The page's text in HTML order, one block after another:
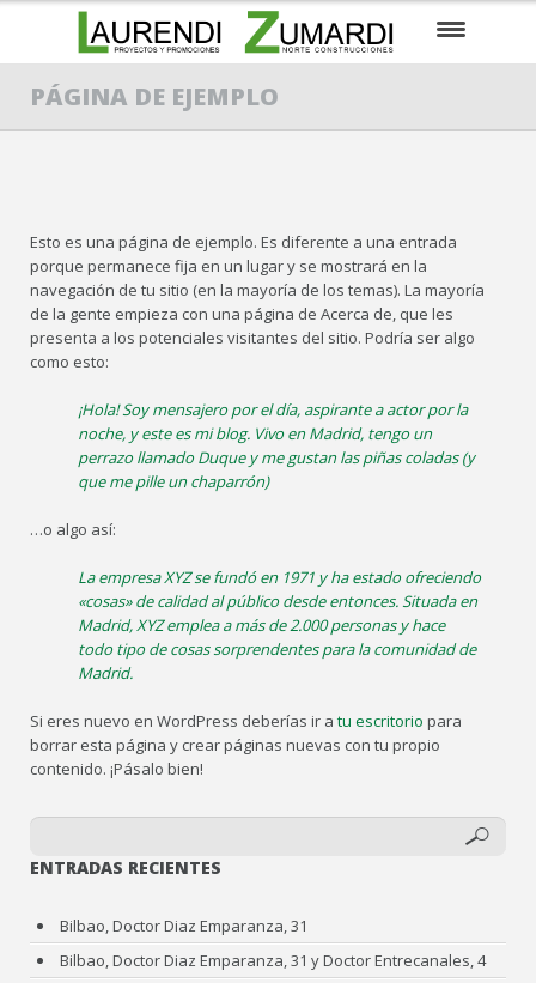
EMPRESA
PRÓXIMOS PROYECTOS
SUELOS / PARCELAS
CONTACTO
EUSKARA
PÁGINA DE EJEMPLO
Esto es una página de ejemplo. Es diferente a una entrada
porque permanece fija en un lugar y se mostrará en la
navegación de tu sitio (en la mayoría de los temas). La mayoría
de la gente empieza con una página de Acerca de, que les
presenta a los potenciales visitantes del sitio. Podría ser algo
como esto:
¡Hola! Soy mensajero por el día, aspirante a actor por la
noche, y este es mi blog. Vivo en Madrid, tengo un
perrazo llamado Duque y me gustan las piñas coladas (y
que me pille un chaparrón)
…o algo así:
La empresa XYZ se fundó en 1971 y ha estado ofreciendo
«cosas» de calidad al público desde entonces. Situada en
Madrid, XYZ emplea a más de 2.000 personas y hace
todo tipo de cosas sorprendentes para la comunidad de
Madrid.
Si eres nuevo en WordPress deberías ir atu escritorio para
borrar esta página y crear páginas nuevas con tu propio
contenido. ¡Pásalo bien!
ENTRADAS RECIENTES
Bilbao, Doctor Diaz Emparanza, 31
Bilbao, Doctor Diaz Emparanza, 31 y Doctor Entrecanales, 4